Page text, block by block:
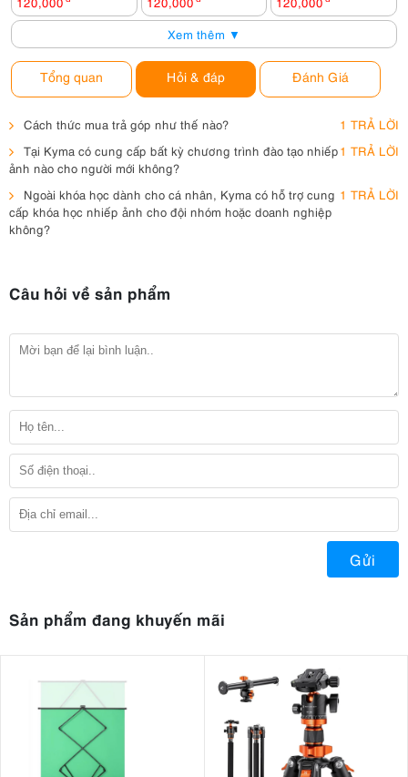
FZ2000, GX8,
Xem thêm ▼
Tổng quan Hỏi & đáp Đánh Giá
Cách thức mua trả góp như thế nào?
1 TRẢ LỜI
Tại Kyma có cung cấp bất kỳ chương trình đào tạo nhiếp
ảnh nào cho người mới không?
1 TRẢ LỜI
Ngoài khóa học dành cho cá nhân, Kyma có hỗ trợ cung
cấp khóa học nhiếp ảnh cho đội nhóm hoặc doanh nghiệp
không?
1 TRẢ LỜI
Câu hỏi về sản phẩm
Gửi
Sản phẩm đang khuyến mãi